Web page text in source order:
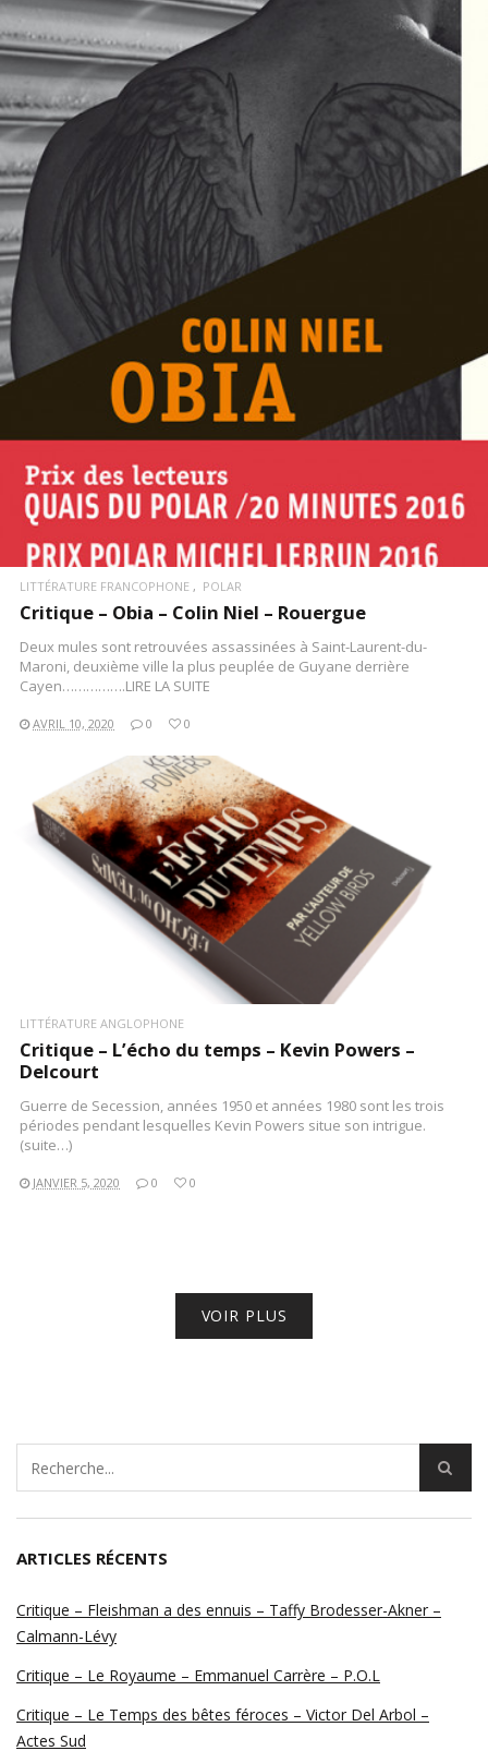
LIRE LA SUITE
LITTÉRATURE FRANCOPHONE POLAR
Critique – Obia – Colin Niel – Rouergue
Deux mules sont retrouvées assassinées à Saint-Laurent-du-
Maroni, deuxième ville la plus peuplée de Guyane derrière
Cayen…………….LIRE LA SUITE
AVRIL 10, 2020 0 0
LIRE LA SUITE
LITTÉRATURE ANGLOPHONE
Critique – L’écho du temps – Kevin Powers –
Delcourt
Guerre de Secession, années 1950 et années 1980 sont les trois
périodes pendant lesquelles Kevin Powers situe son intrigue.
(suite…)
JANVIER 5, 2020 0 0
VOIR PLUS
ARTICLES RÉCENTS
Critique – Fleishman a des ennuis – Taffy Brodesser-Akner –
Calmann-Lévy
Critique – Le Royaume – Emmanuel Carrère – P.O.L
Critique – Le Temps des bêtes féroces – Victor Del Arbol –
Actes Sud